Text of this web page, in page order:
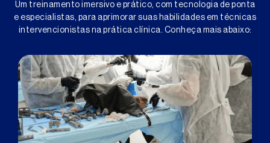
Um treinamento imersivo e prático, com tecnologia de ponta
e especialistas, para aprimorar suas habilidades em técnicas
intervencionistas na prática clínica. Conheça mais abaixo: